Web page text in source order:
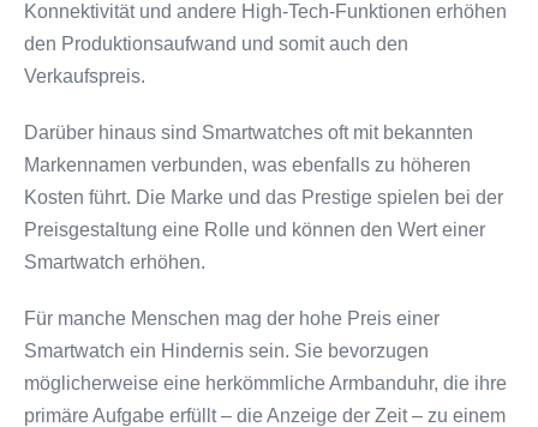
Konnektivität und andere High-Tech-Funktionen erhöhen
den Produktionsaufwand und somit auch den
Verkaufspreis.
Darüber hinaus sind Smartwatches oft mit bekannten
Markennamen verbunden, was ebenfalls zu höheren
Kosten führt. Die Marke und das Prestige spielen bei der
Preisgestaltung eine Rolle und können den Wert einer
Smartwatch erhöhen.
Für manche Menschen mag der hohe Preis einer
Smartwatch ein Hindernis sein. Sie bevorzugen
möglicherweise eine herkömmliche Armbanduhr, die ihre
primäre Aufgabe erfüllt – die Anzeige der Zeit – zu einem